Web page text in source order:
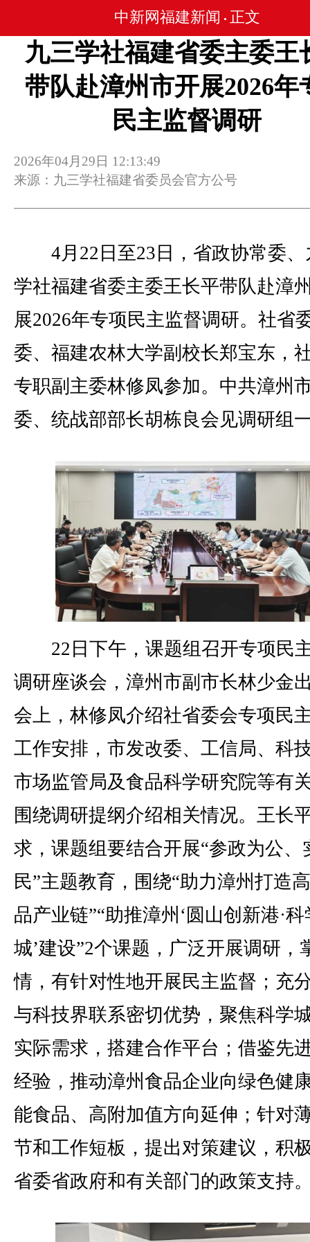
中新网福建新闻 • 正文
九三学社福建省委主委王
带队赴漳州市开展2026年
民主监督调研
2026年04月29日 12:13:49
来源：九三学社福建省委员会官方公号
4月22日至23日，省政协常委、
学社福建省委主委王长平带队赴漳
展2026年专项民主监督调研。社省
委、福建农林大学副校长郑宝东，
专职副主委林修凤参加。中共漳州
委、统战部部长胡栋良会见调研组
22日下午，课题组召开专项民
调研座谈会，漳州市副市长林少金
会上，林修凤介绍社省委会专项民
工作安排，市发改委、工信局、科
市场监管局及食品科学研究院等有
围绕调研提纲介绍相关情况。王长
求，课题组要结合开展“参政为公、
民”主题教育，围绕“助力漳州打造
品产业链”“助推漳州‘圆山创新港·科
城’建设”2个课题，广泛开展调研，
情，有针对性地开展民主监督；充
与科技界联系密切优势，聚焦科学
实际需求，搭建合作平台；借鉴先
经验，推动漳州食品企业向绿色健
能食品、高附加值方向延伸；针对
节和工作短板，提出对策建议，积
省委省政府和有关部门的政策支持